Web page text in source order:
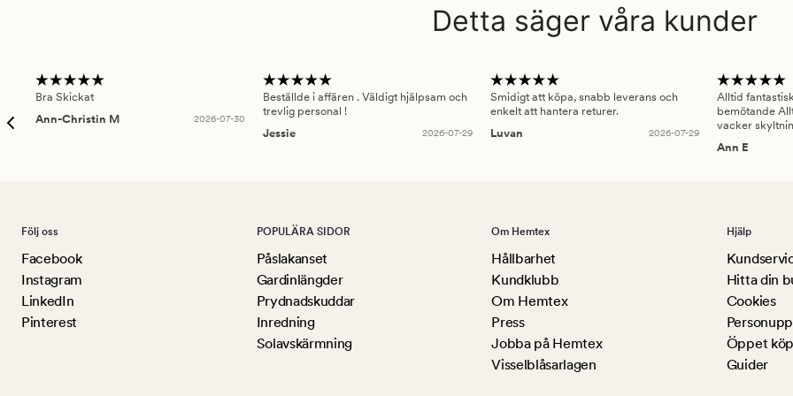
Detta säger våra kunder
Bra Skickat
Ann-Christin M
2026-07-30
Beställde i affären . Väldigt hjälpsam och
trevlig personal !
Jessie
2026-07-29
Smidigt att köpa, snabb leverans och
enkelt att hantera returer.
Luvan
2026-07-29
Alltid
bemötande
vacker
Ann E
Följ oss
Facebook
Instagram
LinkedIn
Pinterest
POPULÄRA SIDOR
Påslakanset
Gardinlängder
Prydnadskuddar
Inredning
Solavskärmning
Om Hemtex
Hållbarhet
Kundklubb
Om Hemtex
Press
Jobba på Hemtex
Visselblåsarlagen
Hjälp
Hitta din
Cookies
Öppet
Guider